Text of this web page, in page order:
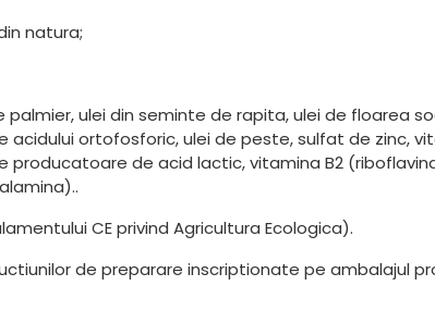
natura;
ulei din seminte de rapita, ulei de floarea
acidului ortofosforic, ulei de peste, sulfat de zinc,
de acid lactic, vitamina B2
CE privind Agricultura Ecologica).
de preparare inscriptionate pe ambalajul